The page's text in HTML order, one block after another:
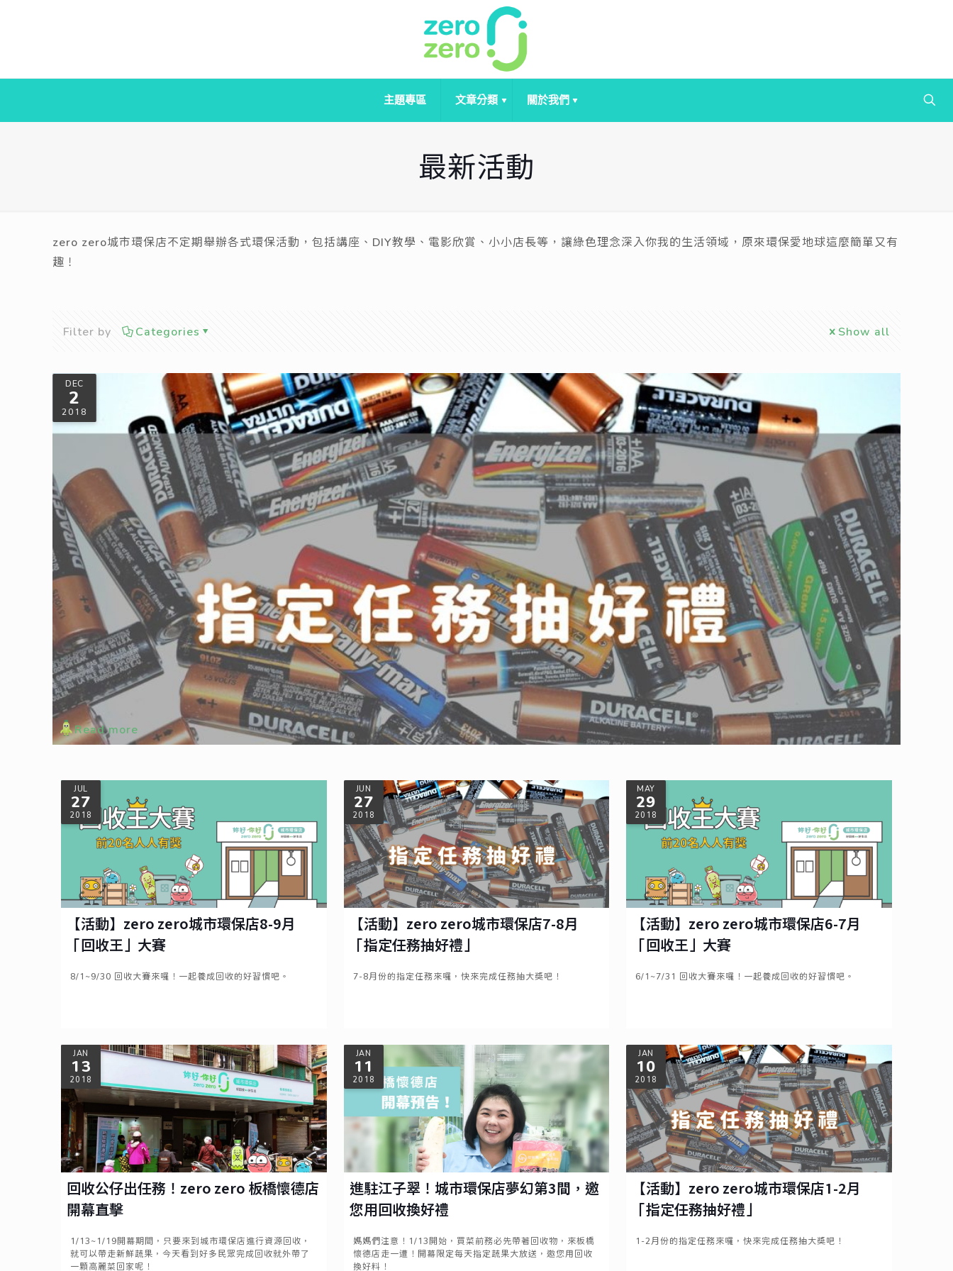
主題專區 文章分類 關於我們
最新活動
zero zero城市環保店不定期舉辦各式環保活動，包括講座、DIY教學、電影欣賞、小小店長等，讓綠色理念深入你我的生活領域，原來環保愛地球這麼簡單又有
趣！
Filter by Categories Show all
DEC
2
2018
【活動】zero zero城市環保店12月「指定任務抽好禮」
12月份的指定任務來囉，快來完成任務抽大獎吧！
Read more
JUL
27
2018
【活動】zero zero城市環保店8-9月
「回收王」大賽
8/1~9/30 回收大賽來囉！一起養成回收的好習慣吧。
Read more
JUN
27
2018
【活動】zero zero城市環保店7-8月
「指定任務抽好禮」
7-8月份的指定任務來囉，快來完成任務抽大獎吧！
Read more
MAY
29
2018
【活動】zero zero城市環保店6-7月
「回收王」大賽
6/1~7/31 回收大賽來囉！一起養成回收的好習慣吧。
Read more
JAN
13
2018
回收公仔出任務！zero zero 板橋懷德店
開幕直擊
1/13~1/19開幕期間，只要來到城市環保店進行資源回收，
就可以帶走新鮮蔬果，今天看到好多民眾完成回收就外帶了
一顆高麗菜回家呢！
JAN
11
2018
進駐江子翠！城市環保店夢幻第3間，邀
您用回收換好禮
媽媽們注意！1/13開始，買菜前務必先帶著回收物，來板橋
懷德店走一遭！開幕限定每天指定蔬果大放送，邀您用回收
換好料！
JAN
10
2018
【活動】zero zero城市環保店1-2月
「指定任務抽好禮」
1-2月份的指定任務來囉，快來完成任務抽大獎吧！